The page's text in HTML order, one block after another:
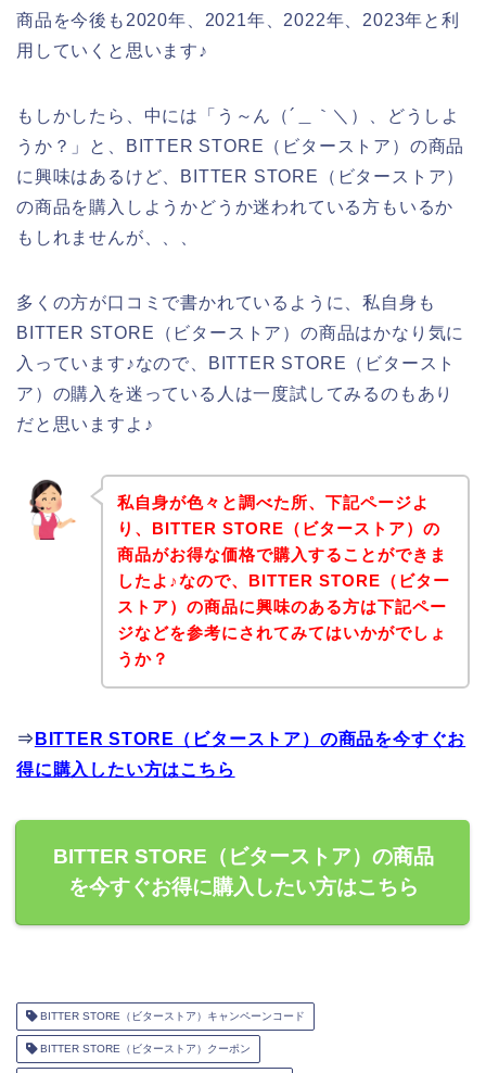
商品を今後も2020年、2021年、2022年、2023年と利
用していくと思います♪
もしかしたら、中には「う～ん（´＿｀＼）、どうしよ
うか？」と、BITTER STORE（ビターストア）の商品
に興味はあるけど、BITTER STORE（ビターストア）
の商品を購入しようかどうか迷われている方もいるか
もしれませんが、、、
多くの方が口コミで書かれているように、私自身も
BITTER STORE（ビターストア）の商品はかなり気に
入っています♪なので、BITTER STORE（ビタースト
ア）の購入を迷っている人は一度試してみるのもあり
だと思いますよ♪
私自身が色々と調べた所、下記ページよ
り、BITTER STORE（ビターストア）の
商品がお得な価格で購入することができま
したよ♪なので、BITTER STORE（ビター
ストア）の商品に興味のある方は下記ペー
ジなどを参考にされてみてはいかがでしょ
うか？
⇒ BITTER STORE（ビターストア）の商品を今すぐお
得に購入したい方はこちら
BITTER STORE（ビターストア）の商品
を今すぐお得に購入したい方はこちら
BITTER STORE（ビターストア）キャンペーンコード
BITTER STORE（ビターストア）クーポン